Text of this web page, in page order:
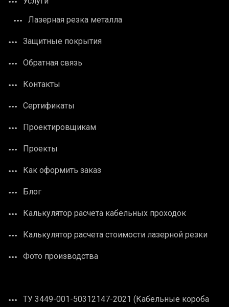
Лазерная резка металла
Защитные покрытия
Обратная связь
Контакты
Сертификаты
Проектировщикам
Проекты
Как оформить заказ
Блог
Калькулятор расчета кабельных проходок
Калькулятор расчета стоимости лазерной резки
Фото производства
ТУ 3449-001-50312147-2021 (Кабельные короба